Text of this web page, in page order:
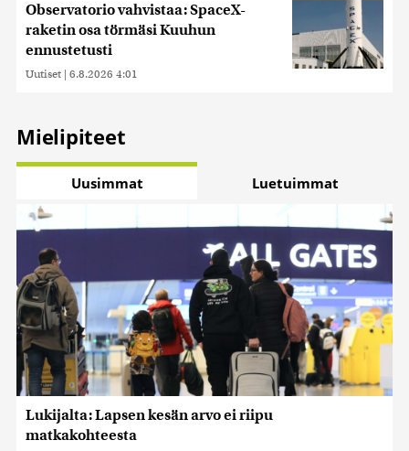
Observatorio vahvistaa: SpaceX-
raketin osa törmäsi Kuuhun
ennustetusti
Uutiset | 6.8.2026 4:01
Mielipiteet
Uusimmat Luetuimmat
Lukijalta: Lapsen kesän arvo ei riipu
matkakohteesta